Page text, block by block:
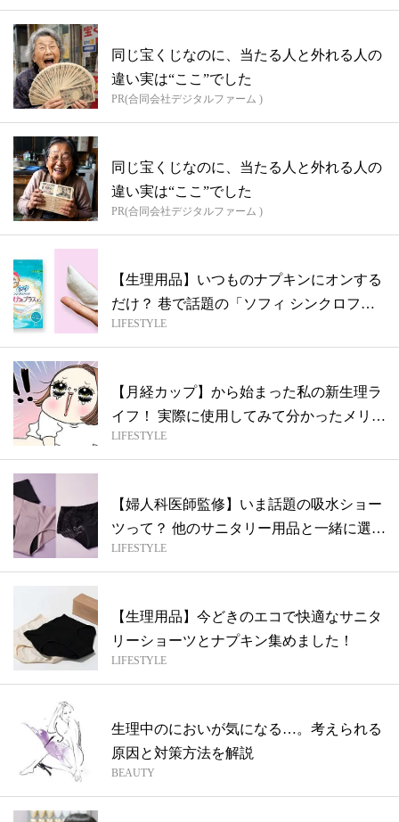
同じ宝くじなのに、当たる人と外れる人の
違い実は“ここ”でした
PR(合同会社デジタルファーム )
同じ宝くじなのに、当たる人と外れる人の
違い実は“ここ”でした
PR(合同会社デジタルファーム )
【生理用品】いつものナプキンにオンする
だけ？ 巷で話題の「ソフィ シンクロフィ
ッ...
LIFESTYLE
【月経カップ】から始まった私の新生理ラ
イフ！ 実際に使用してみて分かったメリッ
ト...
LIFESTYLE
【婦人科医師監修】いま話題の吸水ショー
ツって？ 他のサニタリー用品と一緒に選び
方...
LIFESTYLE
【生理用品】今どきのエコで快適なサニタ
リーショーツとナプキン集めました！
LIFESTYLE
生理中のにおいが気になる…。考えられる
原因と対策方法を解説
BEAUTY